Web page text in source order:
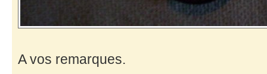
A vos remarques.